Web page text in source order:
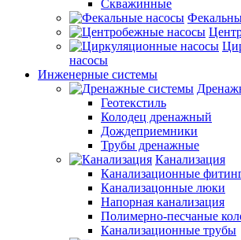
Скважинные
насосы
Инженерные системы
Геотекстиль
Колодец дренажный
Дождеприемники
Трубы дренажные
Канализация
Канализационные
Канализацонные люки
Напорная канализация
Полимерно-песчаные
Канализационные трубы